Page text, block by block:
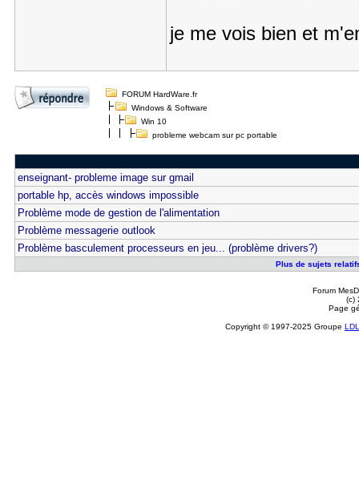
je me vois bien et
FORUM HardWare.fr
Windows & Software
Win 10
probleme webcam sur pc portable
enseignant- probleme image sur gmail
portable hp, accès windows impossible
Problème mode de gestion de l'alimentation
Problème messagerie outlook
Problème basculement processeurs en jeu... (problème drivers?)
Plus de sujets
Forum
(c)
Page
Copyright © 1997-2025 Groupe